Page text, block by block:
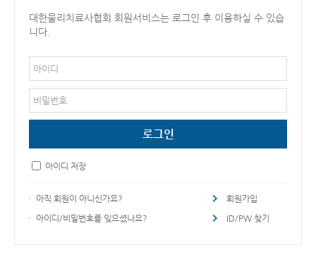
대한물리치료사협회 회원서비스는 로그인 후 이용하실 수 있습
니다.
아이디 저장
아직 회원이 아니신가요?
회원가입
아이디/비밀번호를 잊으셨나요?
ID/PW 찾기